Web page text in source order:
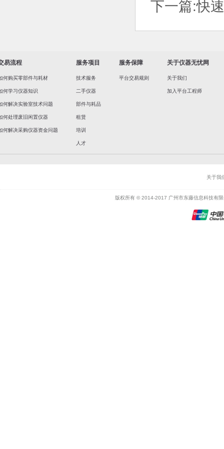
下一篇:快
易流程
何购买零部件与耗材
何学习仪器知识
何解决实验室技术问题
何处理废旧闲置仪器
何解决采购仪器资金问题
服务项目
技术服务
二手仪器
部件与耗品
租赁
培训
人才
服务保障
平台交易规则
关于仪器无忧网
关于我们
加入平台工程师
关于我
版权所有 © 2014-2017 广州市东藤信息科技有限